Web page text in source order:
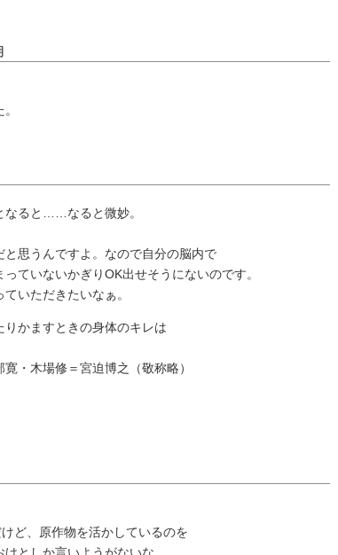
なると……なると微妙。
思うんですよ。なので自分の脳内で
ていないかぎりOK出せそうにないのです。
いただきたいなぁ。
かますときの身体のキレは
・木場修＝宮迫博之（敬称略）
ど、原作物を活かしているのを